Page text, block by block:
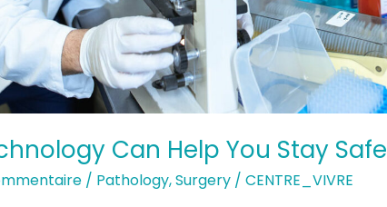
Can Help You Stay Safe
/ Pathology,Surgery/ CENTRE_VIVRE